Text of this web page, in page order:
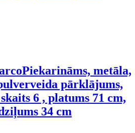
Piekarināms, metāla,
pārklājums,
6 , platums 71 cm,
34 cm